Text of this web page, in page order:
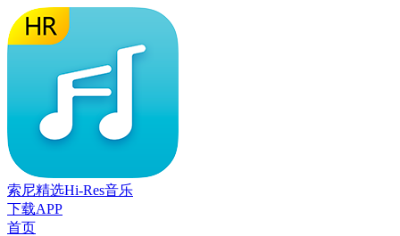
索尼精选Hi-Res音乐
下载APP
首页